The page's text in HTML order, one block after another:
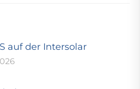
auf der Intersolar